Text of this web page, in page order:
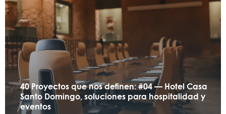
40 Proyectos que nos definen: #04 — Hotel Casa
Santo Domingo, soluciones para hospitalidad y
eventos